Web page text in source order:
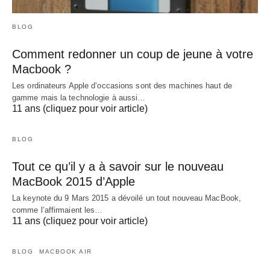
BLOG
Comment redonner un coup de jeune à votre
Macbook ?
Les ordinateurs Apple d’occasions sont des machines haut de
gamme mais la technologie à aussi…
11 ans (cliquez pour voir article)
BLOG
Tout ce qu’il y a à savoir sur le nouveau
MacBook 2015 d’Apple
La keynote du 9 Mars 2015 a dévoilé un tout nouveau MacBook,
comme l’affirmaient les…
11 ans (cliquez pour voir article)
BLOG MACBOOK AIR